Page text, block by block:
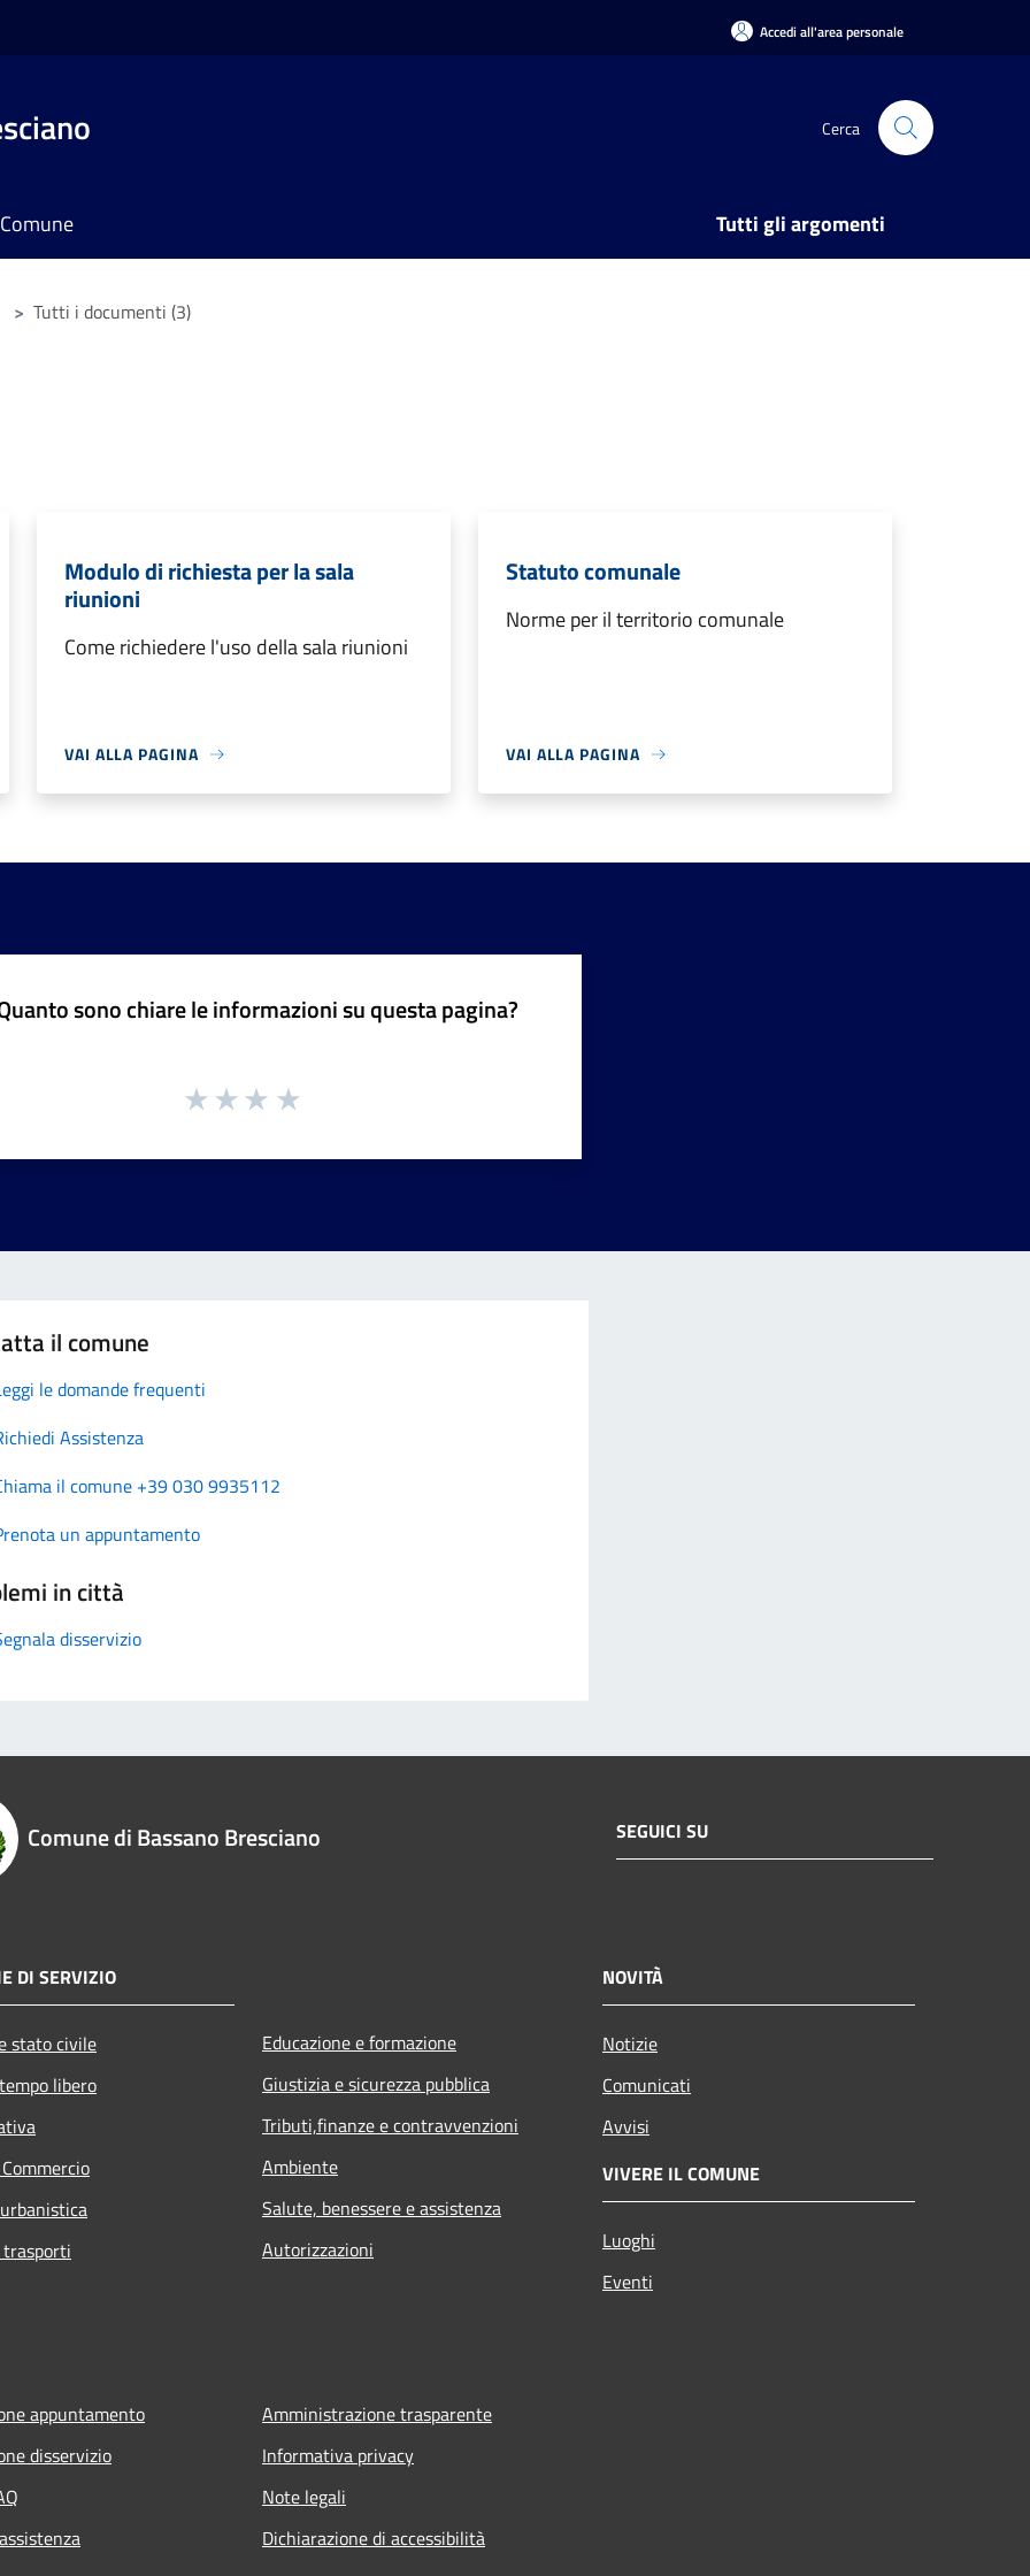
Accedi all'area personale
Cerca
Tutti gli argomenti
> Tutti i documenti (3)
Modulo di richiesta per la sala
riunioni
Come richiedere l'uso della sala riunioni
VAI ALLA PAGINA
Statuto comunale
Norme per il territorio comunale
VAI ALLA PAGINA
sono chiare le informazioni su questa pagina?
il comune
le domande frequenti
Assistenza
il comune +39 030 9935112
un appuntamento
in città
disservizio
Comune di Bassano Bresciano SEGUICI SU
DI SERVIZIO
stato civile
libero
Educazione e formazione
Giustizia e sicurezza pubblica
Tributi,finanze e contravvenzioni
Ambiente
Salute, benessere e assistenza
Autorizzazioni
NOVITÀ
Notizie
Comunicati
Avvisi
VIVERE IL COMUNE
Luoghi
Eventi
appuntamento
disservizio
Amministrazione trasparente
Informativa privacy
Note legali
Dichiarazione di accessibilità